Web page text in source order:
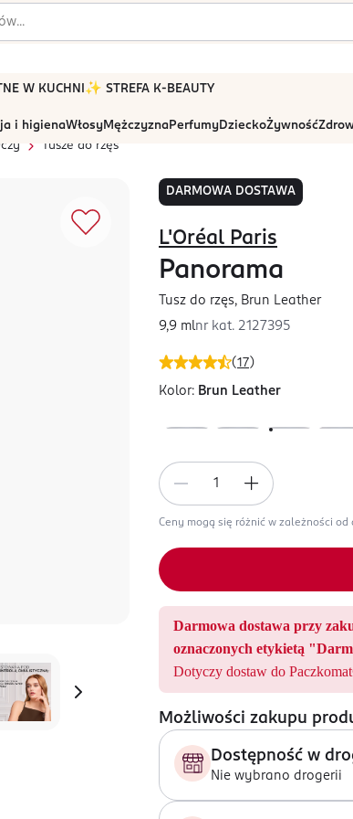
W KUCHNI ✨ STREFA K-BEAUTY
i higienaWłosyMężczyznaPerfumyDzieckoŻywność
Tusze do rzęs
DARMOWA DOSTAWA
(17)
L'Oréal Paris
Panorama
Tusz do rzęs, Brun Leather
9,9 mlnr kat. 2127395
Kolor: Brun Leather
Ceny mogą się różnić w zależności od
Darmowa dostawa przy
oznaczonych etykietą
Dotyczy dostaw do
Możliwości zakupu
Dostępność w
Nie wybrano drogerii